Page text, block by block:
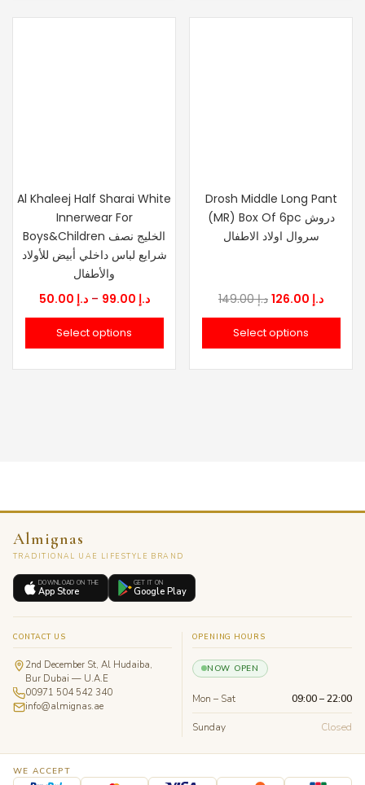
Al Khaleej Half Sharai White
Innerwear For
Boys&Children الخليج نصف
شرايع لباس داخلي أبيض للأولاد
والأطفال
د.إ – د.إPrice
range:
Select options
Drosh Middle Long Pant
(MR) Box Of 6pc دروش
سروال اولاد الاطفال
د.إ149.00
Original
price
was:
د.إ
price
Select options
Almignas
TRADITIONAL UAE LIFESTYLE BRAND
DOWNLOAD ON THE
App Store
GET IT ON
Google Play
CONTACT US
2nd December St, Al Hudaiba,
Bur Dubai — U.A.E
00971 504 542 340
info@almignas.ae
OPENING HOURS
NOW OPEN
Mon – Sat 09:00 – 22:00
Sunday Closed
WE ACCEPT